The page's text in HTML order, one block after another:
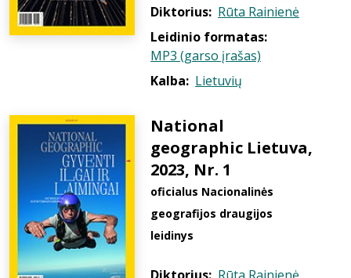
Diktorius: Rūta Rainienė
Leidinio formatas:
MP3 (garso įrašas)
Kalba: Lietuvių
National
geographic Lietuva,
2023, Nr. 1
oficialus Nacionalinės
geografijos draugijos
leidinys